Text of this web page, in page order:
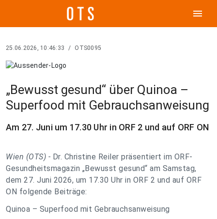
menu
25.06.2026, 10:46:33 / OTS0095
„Bewusst gesund“ über Quinoa –
Superfood mit Gebrauchsanweisung
Am 27. Juni um 17.30 Uhr in ORF 2 und auf ORF ON
Wien (OTS) - Dr. Christine Reiler präsentiert im ORF-
Gesundheitsmagazin „Bewusst gesund“ am Samstag,
dem 27. Juni 2026, um 17.30 Uhr in ORF 2 und auf ORF
ON folgende Beiträge:
Quinoa – Superfood mit Gebrauchsanweisung